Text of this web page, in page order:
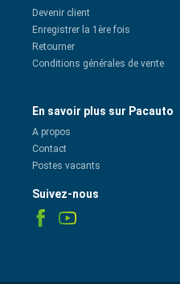
Devenir client
Enregistrer la 1ère fois
Retourner
Conditions générales de vente
En savoir plus sur Pacauto
A propos
Contact
Postes vacants
Suivez-nous